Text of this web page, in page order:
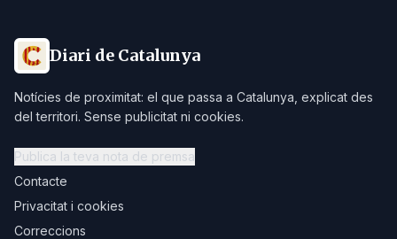
Diari de Catalunya
Notícies de proximitat: el que passa a Catalunya, explicat des
del territori. Sense publicitat ni cookies.
Publica la teva nota de premsa
Contacte
Privacitat i cookies
Correccions